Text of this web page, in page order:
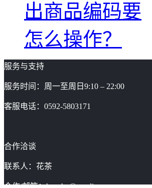
出商品编码要
怎么操作？
服务与支持
服务时间：周一至周日9:10 – 22:00
客服电话：0592-5803171
合作洽谈
联系人：花茶